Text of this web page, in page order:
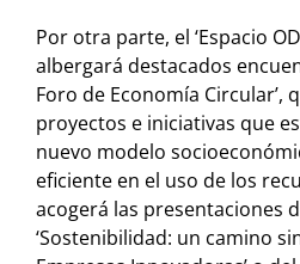
Por otra parte, el ‘Espacio
albergará destacados
Foro de Economía
proyectos e iniciativas que
nuevo modelo
eficiente en el uso de los
acogerá las presentaciones
‘Sostenibilidad: un camino